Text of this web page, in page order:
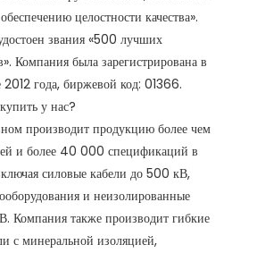
целостности качества».
звания «500 лучших
Компания была зарегистрирована в
2012 года, биржевой код: 01366.
у нас?
производит продукцию более чем
и более 40 000 спецификаций в
силовые кабели до 500 кВ,
и неизолированные
Компания также производит гибкие
с минеральной изоляцией,